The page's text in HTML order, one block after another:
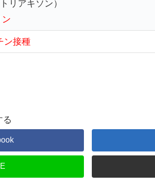
リアキソン）
ン接種
る